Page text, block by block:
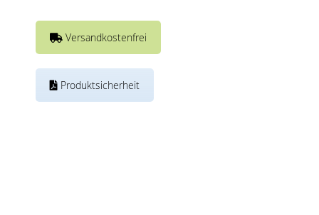
Versandkostenfrei
Produktsicherheit